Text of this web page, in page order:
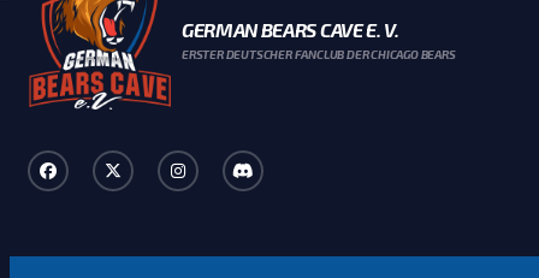
GERMAN BEARS CAVE E. V.
ERSTER DEUTSCHER FANCLUB DER CHICAGO BEARS